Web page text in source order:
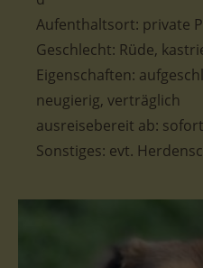
Aufenthaltsort: private
Geschlecht: Rüde,
Eigenschaften:
neugierig, verträglich
ausreisebereit ab: sofort
Sonstiges: evt.